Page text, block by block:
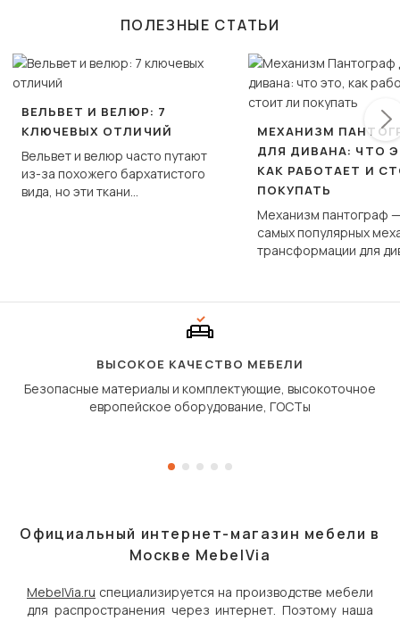
ПОЛЕЗНЫЕ СТАТЬИ
ВЕЛЬВЕТ И ВЕЛЮР: 7
КЛЮЧЕВЫХ ОТЛИЧИЙ
Вельвет и велюр часто путают
из-за похожего бархатистого
вида, но эти ткани
МЕХАНИЗМ
ДЛЯ ДИВАНА: ЧТО
КАК РАБОТАЕТ И
ПОКУПАТЬ
Механизм пантограф
самых популярных
трансформации для
сиденье не
дугообразной
ВЫСОКОЕ КАЧЕСТВО МЕБЕЛИ
Безопасные материалы и комплектующие, высокоточное
европейское оборудование, ГОСТы
Официальный интернет-магазин мебели в
Москве MebelVia
MebelVia.ru специализируется на производстве мебели
для распространения через интернет. Поэтому наша